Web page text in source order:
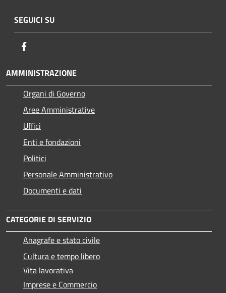
SEGUICI SU
AMMINISTRAZIONE
Organi di Governo
Aree Amministrative
Uffici
Enti e fondazioni
Politici
Personale Amministrativo
Documenti e dati
CATEGORIE DI SERVIZIO
Anagrafe e stato civile
Cultura e tempo libero
Vita lavorativa
Imprese e Commercio